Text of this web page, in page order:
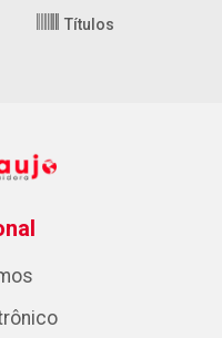
Títulos